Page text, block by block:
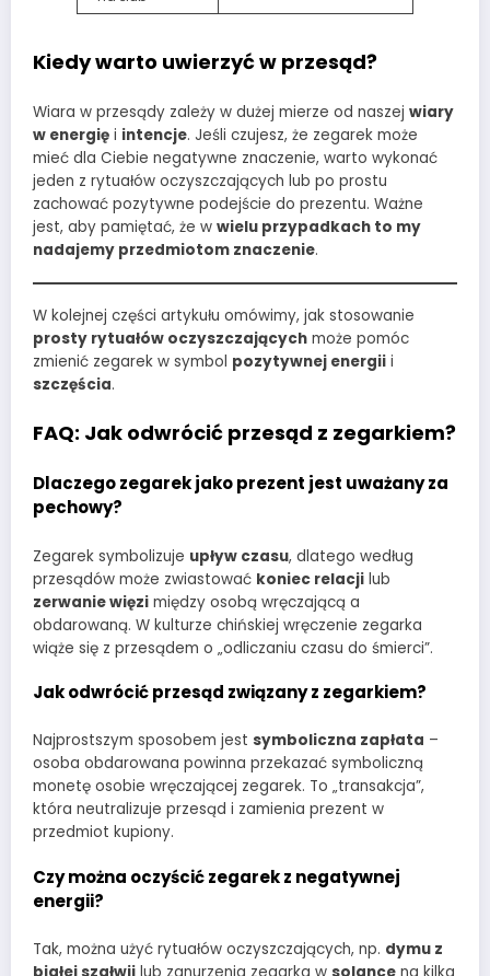
Kiedy warto uwierzyć w przesąd?
Wiara w przesądy zależy w dużej mierze od naszej wiary
w energię i intencje. Jeśli czujesz, że zegarek może
mieć dla Ciebie negatywne znaczenie, warto wykonać
jeden z rytuałów oczyszczających lub po prostu
zachować pozytywne podejście do prezentu. Ważne
jest, aby pamiętać, że w wielu przypadkach to my
nadajemy przedmiotom znaczenie.
W kolejnej części artykułu omówimy, jak stosowanie
prosty rytuałów oczyszczających może pomóc
zmienić zegarek w symbol pozytywnej energii i
szczęścia.
FAQ: Jak odwrócić przesąd z zegarkiem?
Dlaczego zegarek jako prezent jest uważany za
pechowy?
Zegarek symbolizuje upływ czasu, dlatego według
przesądów może zwiastować koniec relacji lub
zerwanie więzi między osobą wręczającą a
obdarowaną. W kulturze chińskiej wręczenie zegarka
wiąże się z przesądem o „odliczaniu czasu do śmierci”.
Jak odwrócić przesąd związany z zegarkiem?
Najprostszym sposobem jest symboliczna zapłata –
osoba obdarowana powinna przekazać symboliczną
monetę osobie wręczającej zegarek. To „transakcja”,
która neutralizuje przesąd i zamienia prezent w
przedmiot kupiony.
Czy można oczyścić zegarek z negatywnej
energii?
Tak, można użyć rytuałów oczyszczających, np. dymu z